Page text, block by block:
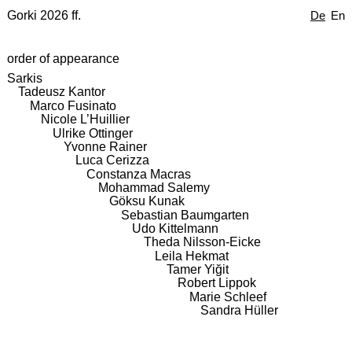
De En
Gorki 2026 ff.
order of appearance
Sarkis
Tadeusz Kantor
Marco Fusinato
Nicole L’Huillier
Ulrike Ottinger
Yvonne Rainer
Luca Cerizza
Constanza Macras
Mohammad Salemy
Göksu Kunak
Sebastian Baumgarten
Udo Kittelmann
Theda Nilsson-Eicke
Leila Hekmat
Tamer Yiğit
Robert Lippok
Marie Schleef
Sandra Hüller